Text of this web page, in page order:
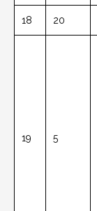
18 20
19 5